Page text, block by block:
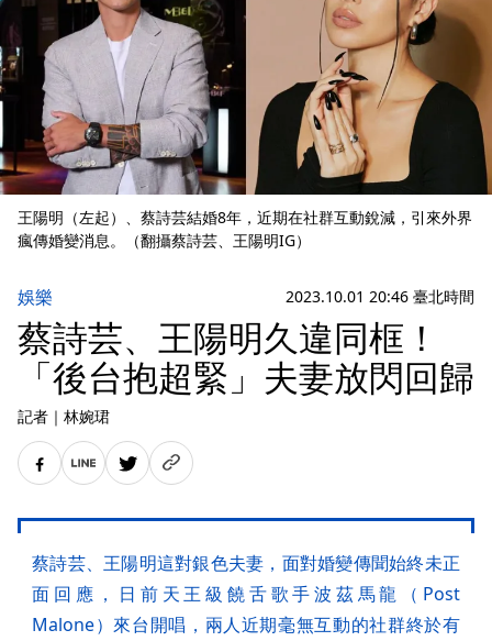
王陽明（左起）、蔡詩芸結婚8年，近期在社群互動銳減，引來外界
瘋傳婚變消息。（翻攝蔡詩芸、王陽明IG）
娛樂 2023.10.01 20:46 臺北時間
蔡詩芸、王陽明久違同框！
「後台抱超緊」夫妻放閃回歸
記者 ｜ 林婉珺
蔡詩芸、王陽明這對銀色夫妻，面對婚變傳聞始終未正
面回應，日前天王級饒舌歌手波茲馬龍（Post
Malone）來台開唱，兩人近期毫無互動的社群終於有